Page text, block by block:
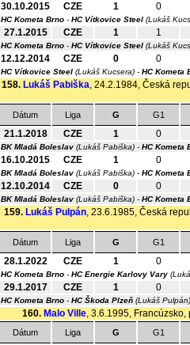
30.10.2015 CZE 1 0
HC Kometa Brno - HC Vítkovice Steel (Lukáš
27.1.2015 CZE 1 1
HC Kometa Brno - HC Vítkovice Steel (Lukáš
12.12.2014 CZE 0 0
HC Vítkovice Steel (Lukáš Kucsera) - HC Kometa
158. Lukáš Pabiška, 24.2.1984, Česká
Dátum Liga G G1
21.1.2018 CZE 1 0
BK Mladá Boleslav (Lukáš Pabiška) - HC Kometa
16.10.2015 CZE 1 0
BK Mladá Boleslav (Lukáš Pabiška) - HC Kometa
12.10.2014 CZE 0 0
BK Mladá Boleslav (Lukáš Pabiška) - HC Kometa
159. Lukáš Pulpán, 23.6.1985, Česká
Dátum Liga G G1
28.1.2022 CZE 1 0
HC Kometa Brno - HC Energie Karlovy Vary
29.1.2017 CZE 1 0
HC Kometa Brno - HC Škoda Plzeň (Lukáš
160. Malo Ville, 3.6.1995,
Dátum Liga G G1